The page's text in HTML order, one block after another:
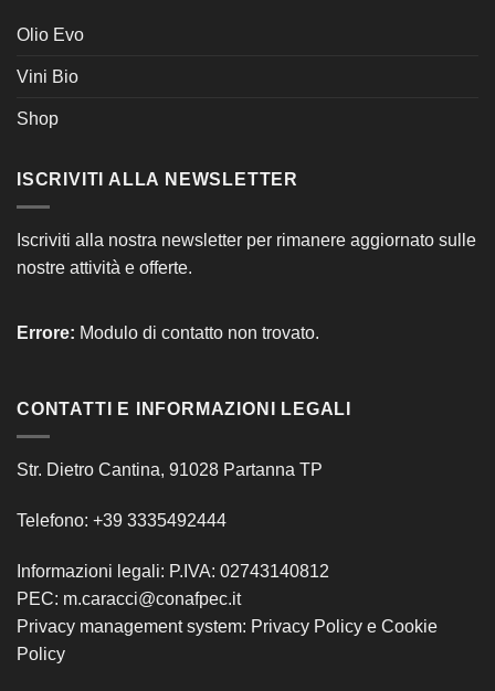
Olio Evo
Vini Bio
Shop
ISCRIVITI ALLA NEWSLETTER
Iscriviti alla nostra newsletter per rimanere aggiornato sulle
nostre attività e offerte.
Errore: Modulo di contatto non trovato.
CONTATTI E INFORMAZIONI LEGALI
Str. Dietro Cantina, 91028 Partanna TP
Telefono: +39 3335492444
Informazioni legali: P.IVA: 02743140812
PEC: m.caracci@conafpec.it
Privacy management system: Privacy Policy e Cookie
Policy